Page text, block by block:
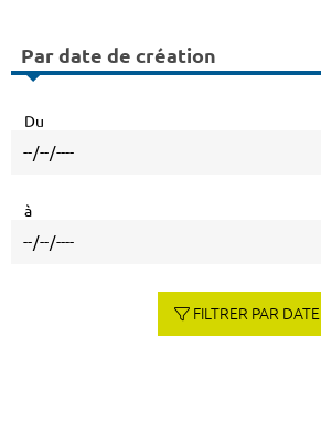
Par date de création
Du
à
FILTRER PAR DATE